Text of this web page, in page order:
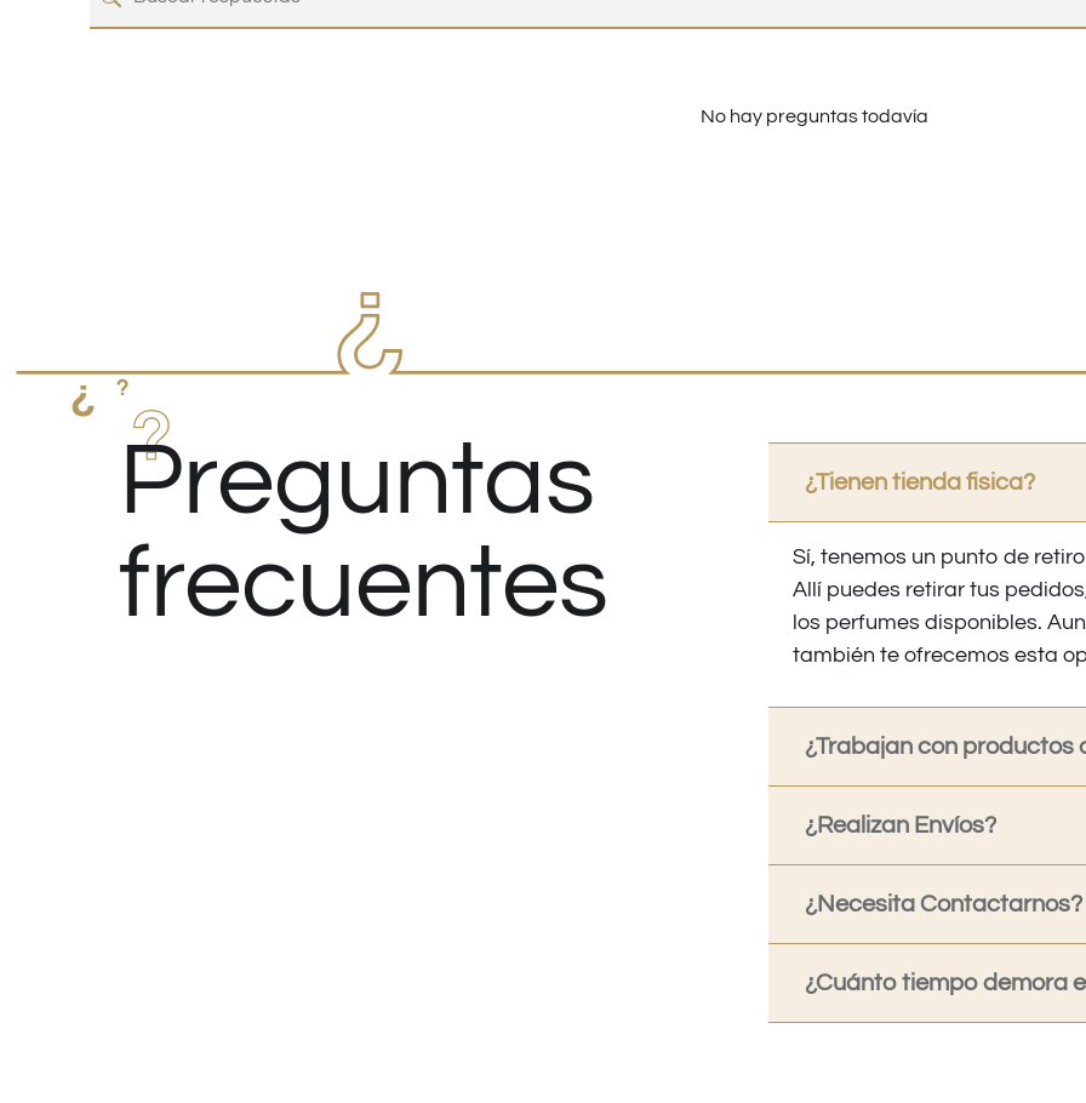
No hay preguntas todavía
Preguntas
frecuentes
¿Tienen tienda fisica?
Sí, tenemos un punto de
Allí puedes retirar tus
los perfumes disponibles.
también te ofrecemos esta
¿Trabajan con productos
¿Realizan Envíos?
¿Necesita Contactarnos?
¿Cuánto tiempo demora